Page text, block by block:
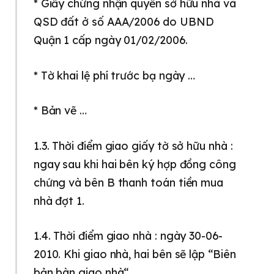
* Giấy chứng nhận quyền sở hữu nhà và
QSD đất ở số AAA/2006 do UBND
Quận 1 cấp ngày 01/02/2006.
* Tờ khai lệ phí trước bạ ngày …
* Bản vẽ …
1.3. Thời điểm giao giấy tờ sở hữu nhà :
ngay sau khi hai bên ký hợp đồng công
chứng và bên B thanh toán tiền mua
nhà đợt 1.
1.4. Thời điểm giao nhà : ngày 30-06-
2010. Khi giao nhà, hai bên sẽ lập “Biên